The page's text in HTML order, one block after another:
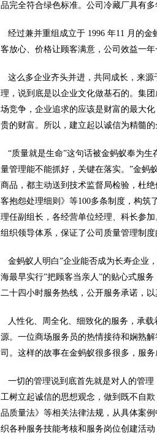
品完全符合绿色标准。公司冷藏厂具有
经过兼并重组成立于 1996 年11 月的金
客放心、价格让顾客满意，公司效益一年
这么多企业齐头并进，共同成长，来源
理，说到底是以企业文化做基石的。集
场竞争，企业追求的应该是财富的最大
贵的财富。所以，建立起以诚信为精髓
“质量就是生命”这句话被金蚂蚁奉为
量管理能不能抓好，关键在落实。”金蚂
商品，都主动送到技术监督局检验，杜
客抱怨处理细则》等100多条制度，构筑
理任副组长，各经营单位经理、科长参
组织领导体系，保证了公司质量管理制度
金蚂蚁人明白”企业能否成为长寿企业
海最早实行”把顾客当亲人”的贴心式服
二十四小时服务热线，公开服务承诺，以
人性化、周全化、细致化的服务，承载
源。一位商场服务员的热情接待和娴熟
司。这样的故事在金蚂蚁很多很多，服
一切的管理说到底首先就是对人的管理
工树立起诚信的思想观念，做到既不自
品质量法》等相关法律法规，从具体案
织各种服务技能考核和服务岗位创建活